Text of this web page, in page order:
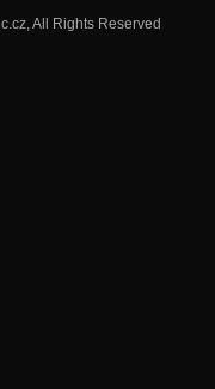
All Rights Reserved